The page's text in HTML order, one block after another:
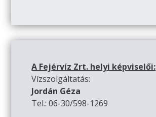
A Fejérvíz Zrt. helyi képviselői:
Vízszolgáltatás:
Jordán Géza
Tel.: 06-30/598-1269